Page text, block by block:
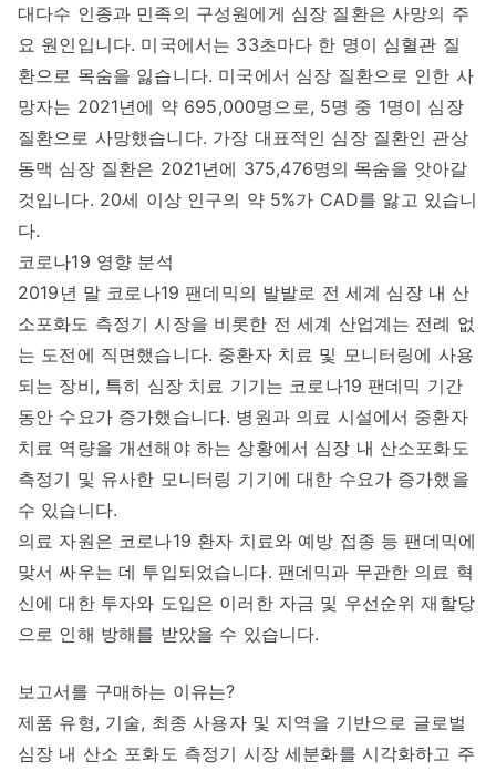
대다수 인종과 민족의 구성원에게 심장 질환은 사망의 주
요 원인입니다. 미국에서는 33초마다 한 명이 심혈관 질
환으로 목숨을 잃습니다. 미국에서 심장 질환으로 인한 사
망자는 2021년에 약 695,000명으로, 5명 중 1명이 심장
질환으로 사망했습니다. 가장 대표적인 심장 질환인 관상
동맥 심장 질환은 2021년에 375,476명의 목숨을 앗아갈
것입니다. 20세 이상 인구의 약 5%가 CAD를 앓고 있습니
다.
코로나19 영향 분석
2019년 말 코로나19 팬데믹의 발발로 전 세계 심장 내 산
소포화도 측정기 시장을 비롯한 전 세계 산업계는 전례 없
는 도전에 직면했습니다. 중환자 치료 및 모니터링에 사용
되는 장비, 특히 심장 치료 기기는 코로나19 팬데믹 기간
동안 수요가 증가했습니다. 병원과 의료 시설에서 중환자
치료 역량을 개선해야 하는 상황에서 심장 내 산소포화도
측정기 및 유사한 모니터링 기기에 대한 수요가 증가했을
수 있습니다.
의료 자원은 코로나19 환자 치료와 예방 접종 등 팬데믹에
맞서 싸우는 데 투입되었습니다. 팬데믹과 무관한 의료 혁
신에 대한 투자와 도입은 이러한 자금 및 우선순위 재할당
으로 인해 방해를 받았을 수 있습니다.
보고서를 구매하는 이유는?
제품 유형, 기술, 최종 사용자 및 지역을 기반으로 글로벌
심장 내 산소 포화도 측정기 시장 세분화를 시각화하고 주